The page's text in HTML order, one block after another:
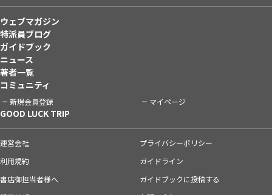
ウェブマガジン
特派員ブログ
ガイドブック
ニュース
著者一覧
コミュニティ
新規会員登録 マイページ
GOOD LUCK TRIP
運営会社
プライバシーポリシー
利用規約
ガイドライン
書店御担当者様へ
ガイドブックに投稿する